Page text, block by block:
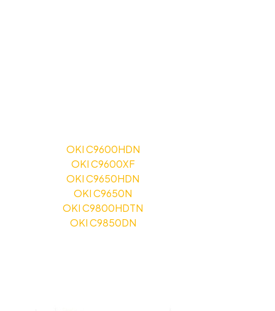
OKI C9600HDN
OKI C9600XF
OKI C9650HDN
OKI C9650N
OKI C9800HDTN
OKI C9850DN